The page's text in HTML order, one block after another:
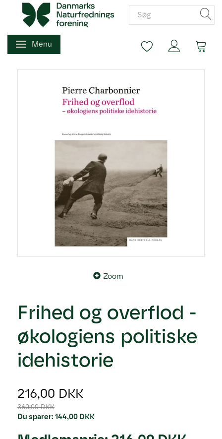
Skifte navigation
Menu
Zoom
Frihed og overflod -
økologiens politiske
idehistorie
216,00 DKK
360,00 DKK
Du sparer: 144,00 DKK